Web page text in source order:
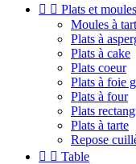
  Plats et moules
Moules à
Plats à
Plats à cake
Plats coeur
Plats à foie
Plats à four
Plats
Plats à tarte
Repose
  Table